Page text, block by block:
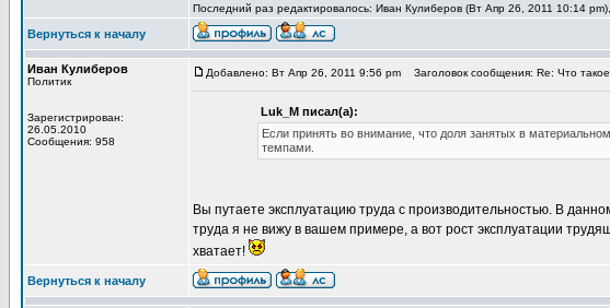
Последний раз редактировалось: Иван Кулиберов (Вт Апр 26, 2011 10:14
Вернуться к началу
Иван Кулиберов
Политик
Зарегистрирован:
26.05.2010
Сообщения: 958
Добавлено: Вт Апр 26, 2011 9:56 pm Заголовок сообщения: Re: Что
Luk_M писал(а):
Если принять во внимание, что доля занятых в
темпами.
Вы путаете эксплуатацию труда с производительностью. В
труда я не вижу в вашем примере, а вот рост эксплуатации
хватает!
Вернуться к началу